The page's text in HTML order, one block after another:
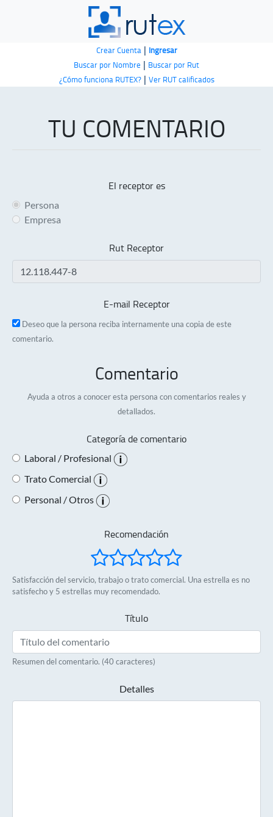
Crear Cuenta| Ingresar
Buscar por Nombre | Buscar por Rut
¿Cómo funciona RUTEX?| Ver RUT calificados
TU COMENTARIO
El receptor es
Persona
Empresa
Rut Receptor
E-mail Receptor
Deseo que la persona reciba internamente una copia de este
comentario.
Comentario
Ayuda a otros a conocer esta persona con comentarios reales y
detallados.
Categoría de comentario
Laboral / Profesional
Trato Comercial
Personal / Otros
Recomendación
Satisfacción del servicio, trabajo o trato comercial. Una estrella es no
satisfecho y 5 estrellas muy recomendado.
Título
Resumen del comentario. (40 caracteres)
Detalles